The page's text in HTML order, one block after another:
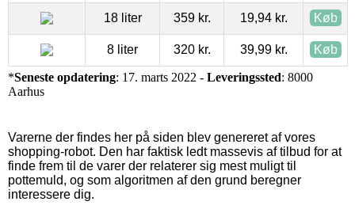
18 liter 359 kr. 19,94 kr. Køb
8 liter 320 kr. 39,99 kr. Køb
*Seneste opdatering: 17. marts 2022 - Leveringssted: 8000
Aarhus
Varerne der findes her på siden blev genereret af vores
shopping-robot. Den har faktisk ledt massevis af tilbud for at
finde frem til de varer der relaterer sig mest muligt til
pottemuld, og som algoritmen af den grund beregner
interessere dig.